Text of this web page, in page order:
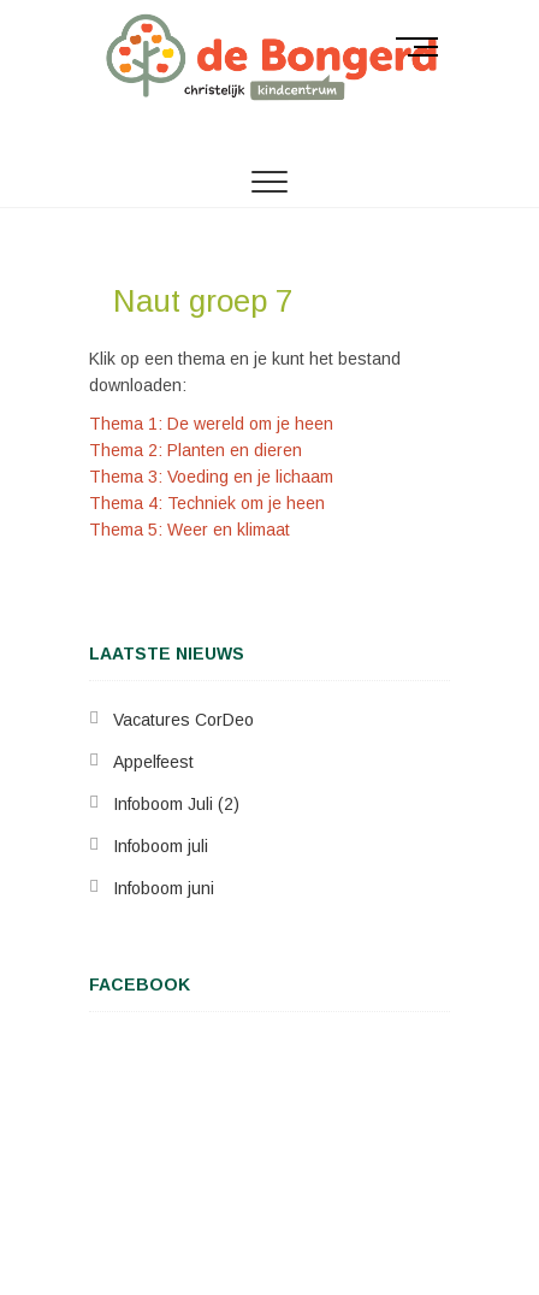
kindcentrum de
M
e
Naut groep 7
Klik op een thema en je kunt het bestand
downloaden:
Thema 1: De wereld om je heen
Thema 2: Planten en dieren
Thema 3: Voeding en je lichaam
Thema 4: Techniek om je heen
Thema 5: Weer en klimaat
LAATSTE NIEUWS
Vacatures CorDeo
Appelfeest
Infoboom Juli (2)
Infoboom juli
Infoboom juni
FACEBOOK